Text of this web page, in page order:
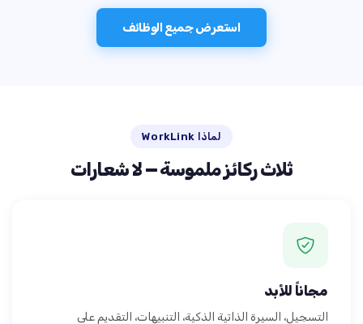
استعرض جميع الوظائف
لماذا WorkLink
ثلاث ركائز ملموسة — لا شعارات
مجاناً للأبد
التسجيل، السيرة الذاتية الذكية، التنبيهات، التقديم على